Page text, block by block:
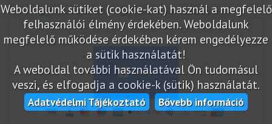
Weboldalunk sütiket (cookie-kat) használ a megfelelő
felhasználói élmény érdekében. Weboldalunk
megfelelő működése érdekében kérem engedélyezze
a sütik használatát!
A weboldal további használatával Ön tudomásul
veszi, és elfogadja a cookie-k (sütik) használatát.
Adatvédelmi Tájékoztató Bővebb információ
marketplace partner